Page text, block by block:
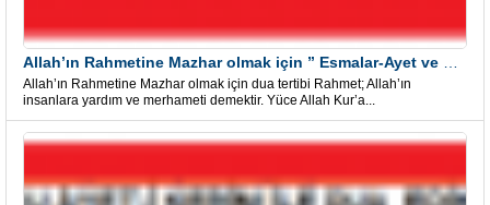
Allah’ın Rahmetine Mazhar olmak için dua tertibi Rahmet; Allah’ın
insanlara yardım ve merhameti demektir. Yüce Allah Kur’a...